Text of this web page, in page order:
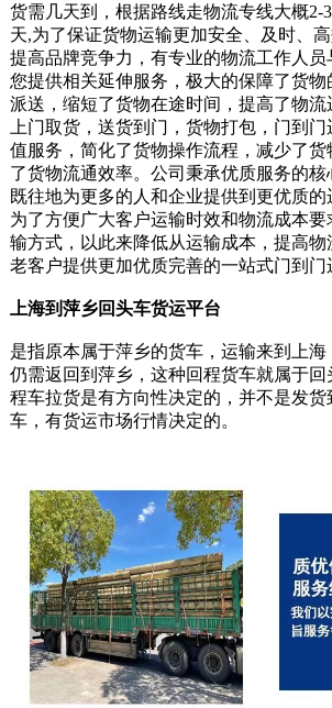
货需几天到，根据路线走物流专线大概2-
天,为了保证货物运输更加安全、及时、
提高品牌竞争力，有专业的物流工作人员
您提供相关延伸服务，极大的保障了货
派送，缩短了货物在途时间，提高了物
上门取货，送货到门，货物打包，门到
值服务，简化了货物操作流程，减少了货
了货物流通效率。公司秉承优质服务的
既往地为更多的人和企业提供到更优质的
为了方便广大客户运输时效和物流成本
输方式，以此来降低从运输成本，提高
老客户提供更加优质完善的一站式门到门
上海到萍乡回头车货运平台
是指原本属于萍乡的货车，运输来到上
仍需返回到萍乡，这种回程货车就属于回
程车拉货是有方向性决定的，并不是发
车，有货运市场行情决定的。